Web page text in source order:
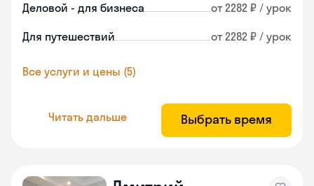
Деловой - для бизнеса от 2282 ₽ / урок
Для путешествий от 2282 ₽ / урок
Все услуги и цены (5)
Читать дальше Выбрать время